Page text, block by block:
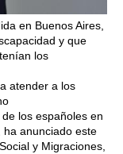
en Buenos Aires,
y que
los
atender a los
los españoles en
ha anunciado este
y Migraciones,